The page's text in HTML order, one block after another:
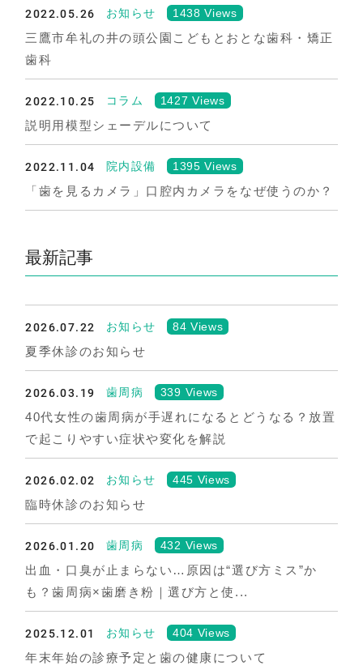
2022.05.26 お知らせ 1438 Views
三鷹市牟礼の井の頭公園こどもとおとな歯科・矯正
歯科
2022.10.25 コラム 1427 Views
説明用模型シェーデルについて
2022.11.04 院内設備 1395 Views
「歯を見るカメラ」口腔内カメラをなぜ使うのか？
最新記事
2026.07.22 お知らせ 84 Views
夏季休診のお知らせ
2026.03.19 歯周病 339 Views
40代女性の歯周病が手遅れになるとどうなる？放置
で起こりやすい症状や変化を解説
2026.02.02 お知らせ 445 Views
臨時休診のお知らせ
2026.01.20 歯周病 432 Views
出血・口臭が止まらない…原因は“選び方ミス”か
も？歯周病×歯磨き粉｜選び方と使...
2025.12.01 お知らせ 404 Views
年末年始の診療予定と歯の健康について